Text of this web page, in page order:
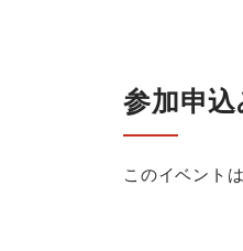
参加申
このイベント